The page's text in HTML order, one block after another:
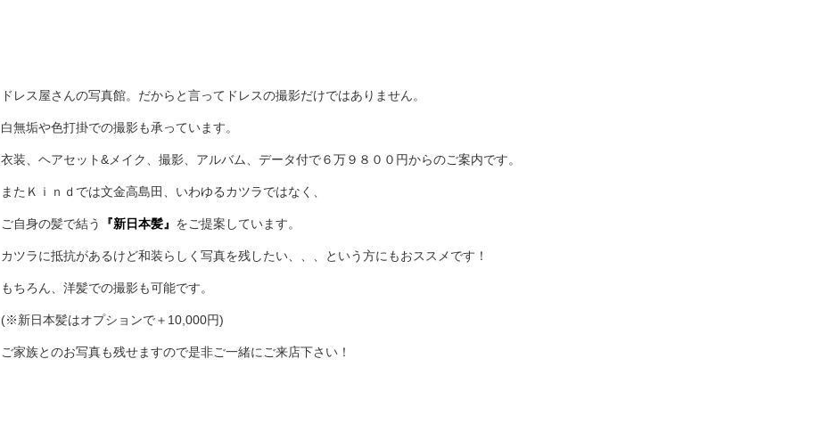
ドレス屋さんの写真館。だからと言ってドレスの撮影だけではありません。
白無垢や色打掛での撮影も承っています。
衣装、ヘアセット&メイク、撮影、アルバム、データ付で６万９８００円からのご案内です。
またＫｉｎｄでは文金高島田、いわゆるカツラではなく、
ご自身の髪で結う 『新日本髪』 をご提案しています。
カツラに抵抗があるけど和装らしく写真を残したい、、、という方にもおススメです！
もちろん、洋髪での撮影も可能です。
(※新日本髪はオプションで＋10,000円)
ご家族とのお写真も残せますので是非ご一緒にご来店下さい！